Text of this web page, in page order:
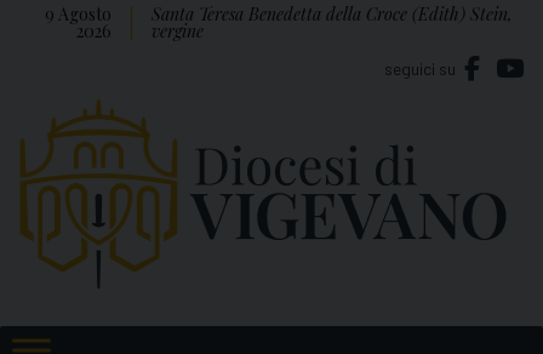
9 Agosto
2026
Santa Teresa Benedetta della Croce (Edith) Stein,
vergine
seguici su